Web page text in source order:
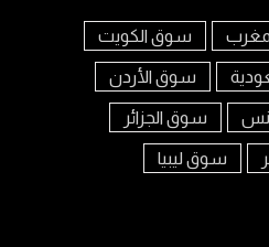
سوق الكويت
سوق الأردن
سوق الجزائر
سوق ليبيا